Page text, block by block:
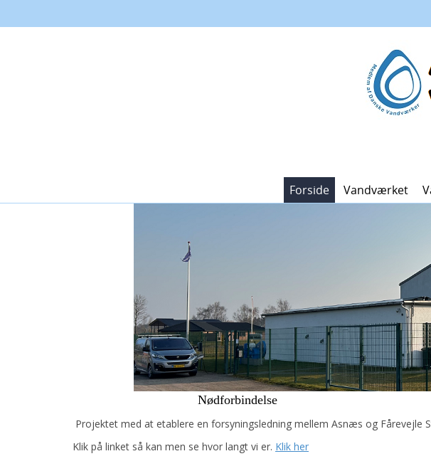
Forside Vandværket
Nødforbindelse
Projektet med at etablere en forsyningsledning mellem Asnæs og Fårevejle
Klik på linket så kan men se hvor langt vi er. Klik her